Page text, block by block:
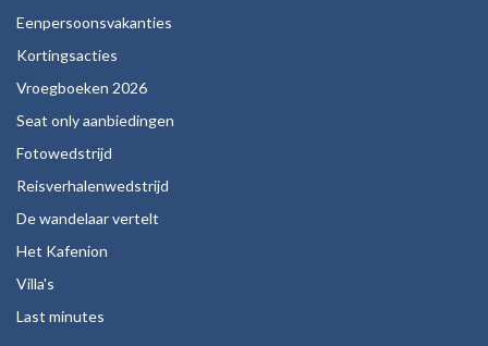
Eenpersoonsvakanties
Kortingsacties
Vroegboeken 2026
Seat only aanbiedingen
Fotowedstrijd
Reisverhalenwedstrijd
De wandelaar vertelt
Het Kafenion
Villa's
Last minutes